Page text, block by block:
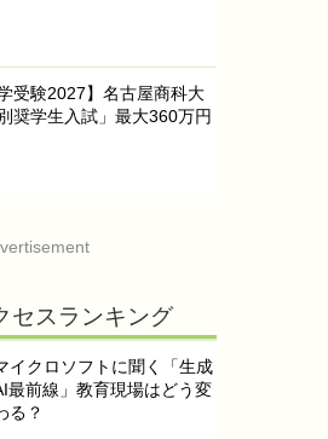
学受験2027】名古屋商科大
別奨学生入試」最大360万円
セスランキング
イクロソフトに聞く「生成
最前線」教育現場はどう変
る？